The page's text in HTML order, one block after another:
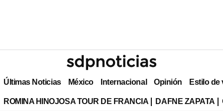
Últimas Noticias México Internacional Opinión Estilo de
ROMINA HINOJOSA TOUR DE FRANCIA DAFNE ZAPATA